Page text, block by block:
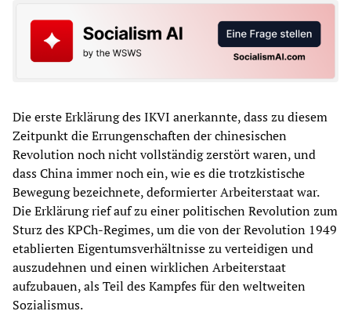
Die erste Erklärung des IKVI anerkannte, dass zu diesem
Zeitpunkt die Errungenschaften der chinesischen
Revolution noch nicht vollständig zerstört waren, und
dass China immer noch ein, wie es die trotzkistische
Bewegung bezeichnete, deformierter Arbeiterstaat war.
Die Erklärung rief auf zu einer politischen Revolution zum
Sturz des KPCh-Regimes, um die von der Revolution 1949
etablierten Eigentumsverhältnisse zu verteidigen und
auszudehnen und einen wirklichen Arbeiterstaat
aufzubauen, als Teil des Kampfes für den weltweiten
Sozialismus.